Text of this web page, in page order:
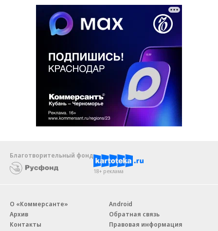
Благотворительный фонд
18+ реклама
О «Коммерсанте»
Архив
Контакты
Android
Обратная связь
Правовая информация